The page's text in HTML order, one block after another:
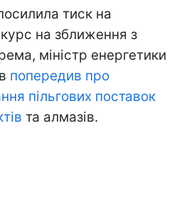
тиск на
курс на зближення з
міністр енергетики
попередив про
пільгових поставок
та алмазів.